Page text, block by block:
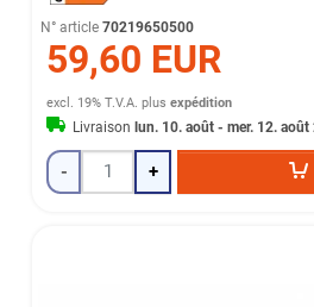
N° article 70219650500
59,60 EUR
excl. 19% T.V.A. plusexpédition
Livraisonlun. 10. août - mer. 12. août
- +